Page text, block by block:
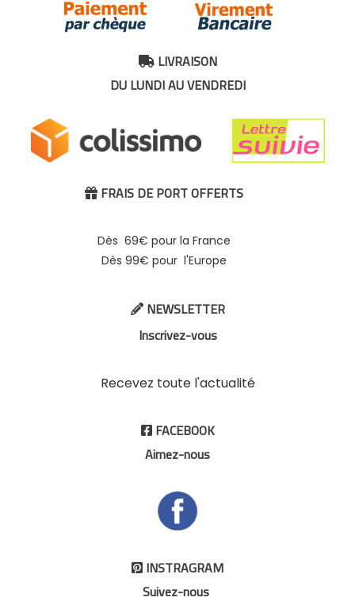
LIVRAISON
DU LUNDI AU VENDREDI
 FRAIS DE PORT OFFERTS
Dès 69€ pour la France
Dès 99€ pour l'Europe
NEWSLETTER
Inscrivez-vous
Recevez toute l'actualité
FACEBOOK
Aimez-nous
 INSTRAGRAM
Suivez-nous